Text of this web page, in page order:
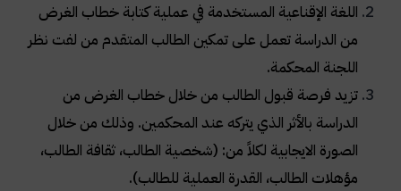
اللغة الإقناعية المستخدمة في عملية كتابة خطاب الغرض
من الدراسة تعمل على تمكين الطالب المتقدم من لفت نظر
اللجنة المحكمة.
تزيد فرصة قبول الطالب من خلال خطاب الغرض من
الدراسة بالأثر الذي يتركه عند المحكمين. وذلك من خلال
الصورة الايجابية لكلاً من: (شخصية الطالب، ثقافة الطالب،
مؤهلات الطالب، القدرة العملية للطالب).